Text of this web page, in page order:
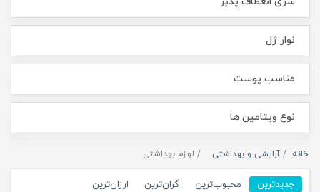
نوار ژل
مناسب پوست
نوع ویتامین ها
خانه آرایشی و بهداشتی لوازم بهداشتی
جدیدترین محبوب‌ترین گران‌ترین ارزان‌ترین